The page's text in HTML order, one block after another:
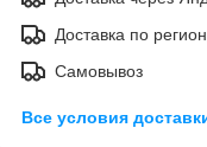
Доставка по
Самовывоз
Все условия